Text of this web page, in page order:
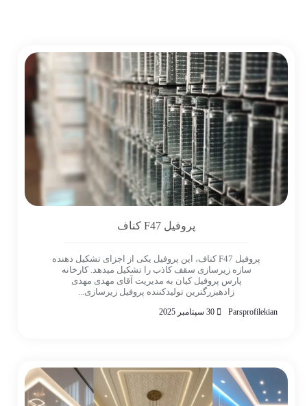
پروفیل F47 کناف
پروفیل F47 کناف، این پروفیل یکی از اجزای تشکیل دهنده
سازه زیرسازی سقف کاذب را تشکیل میدهد. کارخانه
پارس پروفیل کیان به مدیریت آقای مهدی مهدی
زادهبزرگترین تولیدکننده پروفیل زیرسازی...
Parsprofilekian